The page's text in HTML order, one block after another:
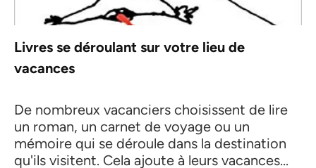
Livres se déroulant sur votre lieu de
vacances
De nombreux vacanciers choisissent de lire
un roman, un carnet de voyage ou un
mémoire qui se déroule dans la destination
qu'ils visitent. Cela ajoute à leurs vacances...